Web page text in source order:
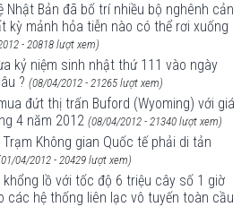
Nhật Bản đã bố trí nhiều bộ nghênh cản
kỳ mảnh hỏa tiễn nào có thể rơi xuống
- 20818 lượt xem)
kỷ niệm sinh nhật thứ 111 vào ngày
? (08/04/2012 - 21265 lượt xem)
đứt thị trấn Buford (Wyoming) với giá
4 năm 2012 (08/04/2012 - 21340 lượt xem)
Không gian Quốc tế phải di tản
04/2012 - 20429 lượt xem)
khổng lồ với tốc độ 6 triệu cây số 1 giờ
các hệ thống liên lạc vô tuyến toàn cầu